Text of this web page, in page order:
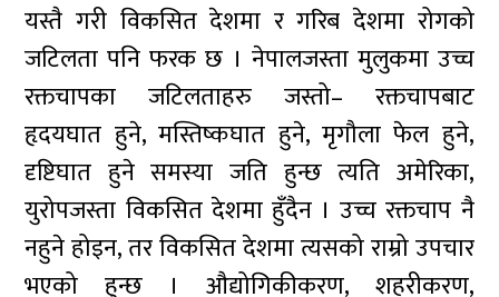
यस्तै गरी विकसित देशमा र गरिब देशमा रोगको
जटिलता पनि फरक छ । नेपालजस्ता मुलुकमा उच्च
रक्तचापका जटिलताहरु जस्तो– रक्तचापबाट
हृदयघात हुने, मस्तिष्कघात हुने, मृगौला फेल हुने,
दृष्टिघात हुने समस्या जति हुन्छ त्यति अमेरिका,
युरोपजस्ता विकसित देशमा हुँदैन । उच्च रक्तचाप नै
नहुने होइन, तर विकसित देशमा त्यसको राम्रो उपचार
भएको हुन्छ । औद्योगिकीकरण, शहरीकरण,